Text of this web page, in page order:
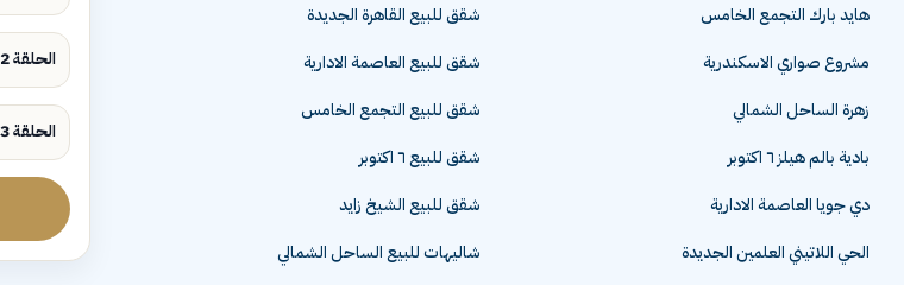
هايد بارك التجمع الخامس
مشروع صواري الاسكندرية
زهرة الساحل الشمالي
بادية بالم هيلز ٦ اكتوبر
دي جويا العاصمة الادارية
الحي اللاتيني العلمين الجديدة
شقق للبيع القاهرة الجديدة
شقق للبيع العاصمة الادارية
شقق للبيع التجمع الخامس
شقق للبيع ٦ اكتوبر
شقق للبيع الشيخ زايد
شاليهات للبيع الساحل الشمالي
الحلقة 2: ليه الليدز مش بتتحول لمبيعات؟
الحلقة 3: الليد مش عميل